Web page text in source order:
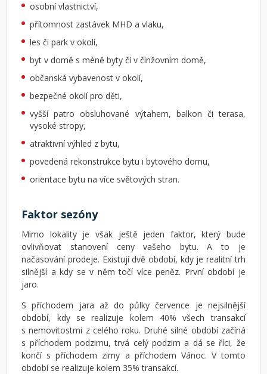
osobní vlastnictví,
přítomnost zastávek MHD a vlaku,
les či park v okolí,
byt v domě s méně byty či v činžovním domě,
občanská vybavenost v okolí,
bezpečné okolí pro děti,
vyšší patro obsluhované výtahem, balkon či terasa,
vysoké stropy,
atraktivní výhled z bytu,
povedená rekonstrukce bytu i bytového domu,
orientace bytu na více světových stran.
Faktor sezóny
Mimo lokality je však ještě jeden faktor, který bude
ovlivňovat stanovení ceny vašeho bytu. A to je
načasování prodeje. Existují dvě období, kdy je realitní trh
silnější a kdy se v něm točí více peněz. První období je
jaro.
S příchodem jara až do půlky července je nejsilnější
období, kdy se realizuje kolem 40% všech transakcí
s nemovitostmi z celého roku. Druhé silné období začíná
s příchodem podzimu, trvá celý podzim a dá se říci, že
končí s příchodem zimy a příchodem Vánoc. V tomto
období se realizuje kolem 35% transakcí.